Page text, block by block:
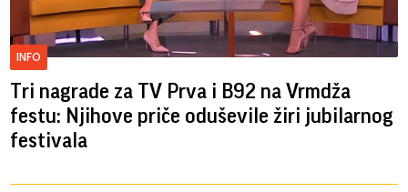
INFO
Tri nagrade za TV Prva i B92 na Vrmdža
festu: Njihove priče oduševile žiri jubilarnog
festivala